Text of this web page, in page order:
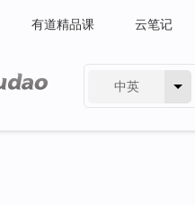
有道精品课 云笔记
中英